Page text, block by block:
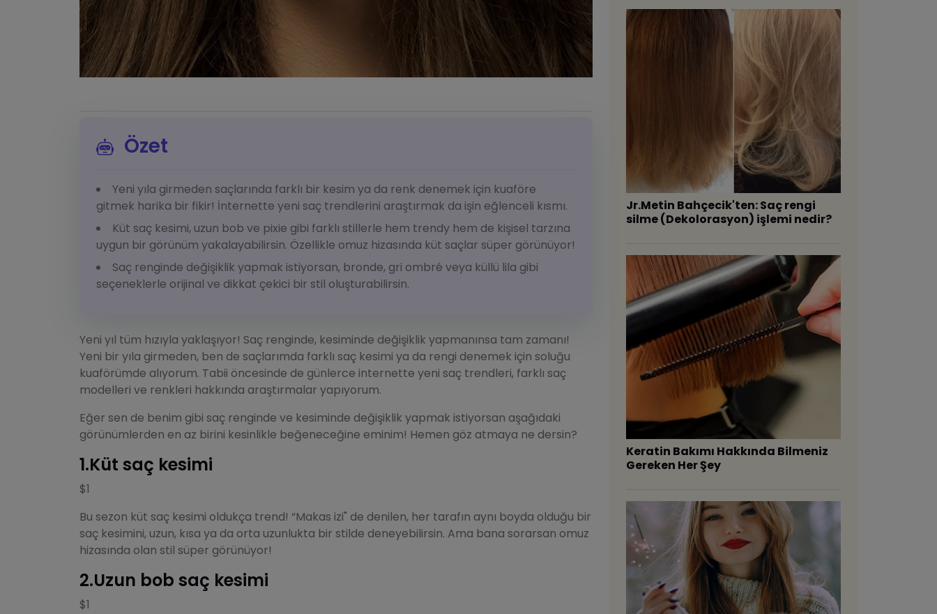
Özet
Yeni yıla girmeden saçlarında farklı bir kesim ya da renk denemek için kuaföre
gitmek harika bir fikir! İnternette yeni saç trendlerini araştırmak da işin eğlenceli kısmı.
Küt saç kesimi, uzun bob ve pixie gibi farklı stillerle hem trendy hem de kişisel tarzına
uygun bir görünüm yakalayabilirsin. Özellikle omuz hizasında küt saçlar süper görünüyor!
Saç renginde değişiklik yapmak istiyorsan, bronde, gri ombré veya küllü lila gibi
seçeneklerle orijinal ve dikkat çekici bir stil oluşturabilirsin.
Yeni yıl tüm hızıyla yaklaşıyor! Saç renginde, kesiminde değişiklik yapmanınsa tam zamanı!
Yeni bir yıla girmeden, ben de saçlarımda farklı saç kesimi ya da rengi denemek için soluğu
kuaförümde alıyorum. Tabii öncesinde de günlerce internette yeni saç trendleri, farklı saç
modelleri ve renkleri hakkında araştırmalar yapıyorum.
Eğer sen de benim gibi saç renginde ve kesiminde değişiklik yapmak istiyorsan aşağıdaki
görünümlerden en az birini kesinlikle beğeneceğine eminim! Hemen göz atmaya ne dersin?
1.Küt saç kesimi
$1
Bu sezon küt saç kesimi oldukça trend! “Makas izi" de denilen, her tarafın aynı boyda olduğu bir
saç kesimini, uzun, kısa ya da orta uzunlukta bir stilde deneyebilirsin. Ama bana sorarsan omuz
hizasında olan stil süper görünüyor!
2.Uzun bob saç kesimi
$1
Jr.Metin Bahçecik'ten: Saç rengi
silme (Dekolorasyon) işlemi nedir?
Keratin Bakımı Hakkında Bilmeniz
Gereken Her Şey